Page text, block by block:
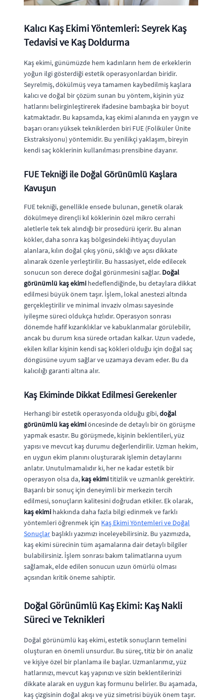
Kalıcı Kaş Ekimi Yöntemleri: Seyrek Kaş
Tedavisi ve Kaş Doldurma
Kaş ekimi, günümüzde hem kadınların hem de erkeklerin
yoğun ilgi gösterdiği estetik operasyonlardan biridir.
Seyrelmiş, dökülmüş veya tamamen kaybedilmiş kaşlara
kalıcı ve doğal bir çözüm sunan bu yöntem, kişinin yüz
hatlarını belirginleştirerek ifadesine bambaşka bir boyut
katmaktadır. Bu kapsamda, kaş ekimi alanında en yaygın ve
başarı oranı yüksek tekniklerden biri FUE (Foliküler Ünite
Ekstraksiyonu) yöntemidir. Bu yenilikçi yaklaşım, bireyin
kendi saç köklerinin kullanılması prensibine dayanır.
FUE Tekniği ile Doğal Görünümlü Kaşlara
Kavuşun
FUE tekniği, genellikle ensede bulunan, genetik olarak
dökülmeye dirençli kıl köklerinin özel mikro cerrahi
aletlerle tek tek alındığı bir prosedürü içerir. Bu alınan
kökler, daha sonra kaş bölgesindeki ihtiyaç duyulan
alanlara, kılın doğal çıkış yönü, sıklığı ve açısı dikkate
alınarak özenle yerleştirilir. Bu hassasiyet, elde edilecek
sonucun son derece doğal görünmesini sağlar. Doğal
görünümlü kaş ekimi hedeflendiğinde, bu detaylara dikkat
edilmesi büyük önem taşır. İşlem, lokal anestezi altında
gerçekleştirilir ve minimal invaziv olması sayesinde
iyileşme süreci oldukça hızlıdır. Operasyon sonrası
dönemde hafif kızarıklıklar ve kabuklanmalar görülebilir,
ancak bu durum kısa sürede ortadan kalkar. Uzun vadede,
ekilen kıllar kişinin kendi saç kökleri olduğu için doğal saç
döngüsüne uyum sağlar ve uzamaya devam eder. Bu da
kalıcılığı garanti altına alır.
Kaş Ekiminde Dikkat Edilmesi Gerekenler
Herhangi bir estetik operasyonda olduğu gibi,doğal
görünümlü kaş ekimiöncesinde de detaylı bir ön görüşme
yapmak esastır. Bu görüşmede, kişinin beklentileri, yüz
yapısı ve mevcut kaş durumu değerlendirilir. Uzman hekim,
en uygun ekim planını oluşturarak işlemin detaylarını
anlatır. Unutulmamalıdır ki, her ne kadar estetik bir
operasyon olsa da, kaş ekimititizlik ve uzmanlık gerektirir.
Başarılı bir sonuç için deneyimli bir merkezin tercih
edilmesi, sonuçların kalitesini doğrudan etkiler. Ek olarak,
kaş ekimi hakkında daha fazla bilgi edinmek ve farklı
yöntemleri öğrenmek için Kaş Ekimi Yöntemleri ve Doğal
Sonuçlar başlıklı yazımızı inceleyebilirsiniz. Bu yazımızda,
kaş ekimi sürecinin tüm aşamalarına dair detaylı bilgiler
bulabilirsiniz. İşlem sonrası bakım talimatlarına uyum
sağlamak, elde edilen sonucun uzun ömürlü olması
açısından kritik öneme sahiptir.
Doğal Görünümlü Kaş Ekimi: Kaş Nakli
Süreci ve Teknikleri
Doğal görünümlü kaş ekimi, estetik sonuçların temelini
oluşturan en önemli unsurdur. Bu süreç, titiz bir ön analiz
ve kişiye özel bir planlama ile başlar. Uzmanlarımız, yüz
hatlarınızı, mevcut kaş yapınızı ve sizin beklentilerinizi
dikkate alarak en uygun kaş formunu belirler. Bu aşamada,
kaş çizgisinin doğal akışı ve yüz simetrisi büyük önem taşır.